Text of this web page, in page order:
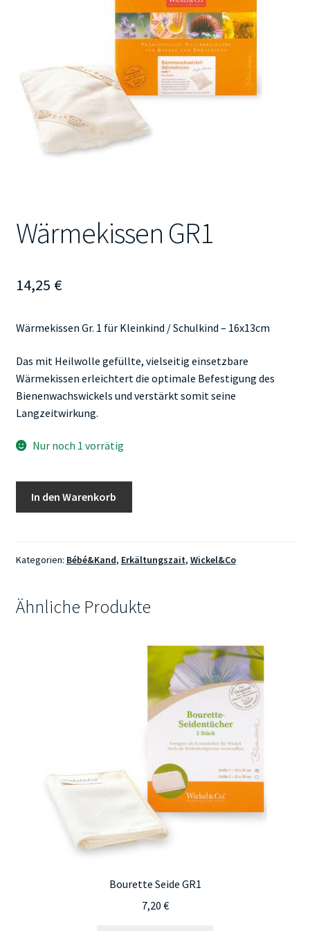
Wärmekissen GR1
14,25 €
Wärmekissen Gr. 1 für Kleinkind / Schulkind – 16x13cm
Das mit Heilwolle gefüllte, vielseitig einsetzbare
Wärmekissen erleichtert die optimale Befestigung des
Bienenwachswickels und verstärkt somit seine
Langzeitwirkung.
Nur noch 1 vorrätig
In den Warenkorb
Kategorien: Bébé&Kand, Erkältungszait, Wickel&Co
Ähnliche Produkte
Bourette Seide GR1
7,20 €